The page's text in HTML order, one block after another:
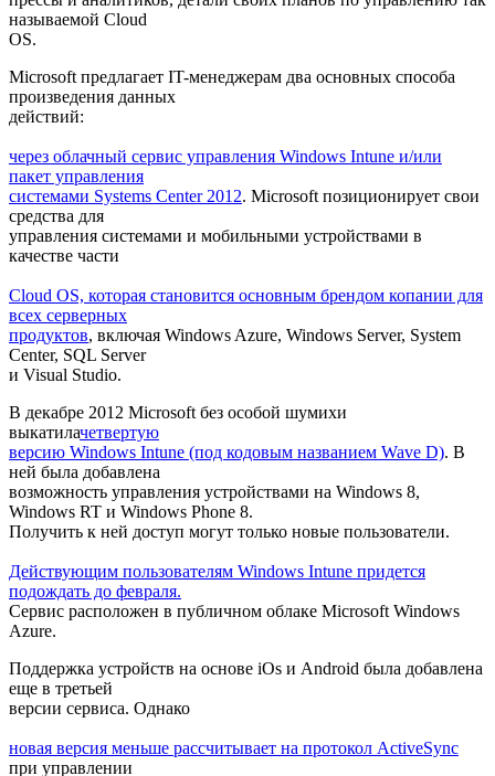
называемой Cloud
OS.
Microsoft предлагает IT-менеджерам два основных способа
произведения данных
действий:
через облачный сервис управления Windows Intune и/или
пакет управления
системами Systems Center 2012. Microsoft позиционирует свои
средства для
управления системами и мобильными устройствами в
качестве части
Cloud OS, которая становится основным брендом копании для
всех серверных
продуктов, включая Windows Azure, Windows Server, System
Center, SQL Server
и Visual Studio.
В декабре 2012 Microsoft без особой шумихи
выкатилачетвертую
версию Windows Intune (под кодовым названием Wave D). В
ней была добавлена
возможность управления устройствами на Windows 8,
Windows RT и Windows Phone 8.
Получить к ней доступ могут только новые пользователи.
Действующим пользователям Windows Intune придется
подождать до февраля.
Сервис расположен в публичном облаке Microsoft Windows
Azure.
Поддержка устройств на основе iOs и Android была добавлена
еще в третьей
версии сервиса. Однако
новая версия меньше рассчитывает на протокол ActiveSync
при управлении